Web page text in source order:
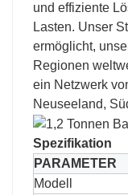
und effiziente
Lasten. Unser
ermöglicht,
Regionen
ein Netzwerk
Neuseeland,
Spezifikation
PARAMETER
Modell